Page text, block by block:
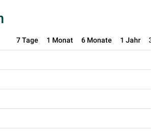
7 Tage 1 Monat 6 Monate 1 Jahr 3